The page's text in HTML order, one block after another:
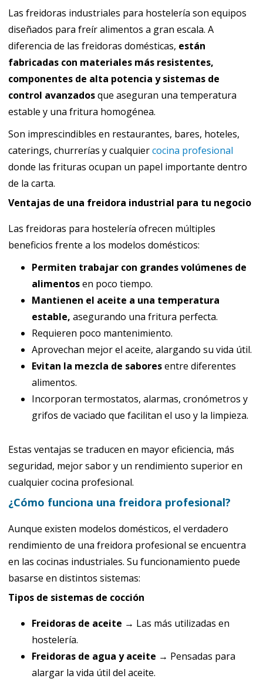
Las freidoras industriales para hostelería son equipos
diseñados para freír alimentos a gran escala. A
diferencia de las freidoras domésticas, están
fabricadas con materiales más resistentes,
componentes de alta potencia y sistemas de
control avanzadosque aseguran una temperatura
estable y una fritura homogénea.
Son imprescindibles en restaurantes, bares, hoteles,
caterings, churrerías y cualquiercocina profesional
donde las frituras ocupan un papel importante dentro
de la carta.
Ventajas de una freidora industrial para tu negocio
Las freidoras para hostelería ofrecen múltiples
beneficios frente a los modelos domésticos:
Permiten trabajar con grandes volúmenes de
alimentosen poco tiempo.
Mantienen el aceite a una temperatura
estable, asegurando una fritura perfecta.
Requieren poco mantenimiento.
Aprovechan mejor el aceite, alargando su vida útil.
Evitan la mezcla de saboresentre diferentes
alimentos.
Incorporan termostatos, alarmas, cronómetros y
grifos de vaciado que facilitan el uso y la limpieza.
Estas ventajas se traducen en mayor eficiencia, más
seguridad, mejor sabor y un rendimiento superior en
cualquier cocina profesional.
¿Cómo funciona una freidora profesional?
Aunque existen modelos domésticos, el verdadero
rendimiento de una freidora profesional se encuentra
en las cocinas industriales. Su funcionamiento puede
basarse en distintos sistemas:
Tipos de sistemas de cocción
Freidoras de aceite → Las más utilizadas en
hostelería.
Freidoras de agua y aceite → Pensadas para
alargar la vida útil del aceite.